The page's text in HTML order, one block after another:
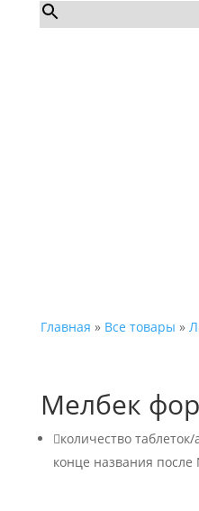
Главная » Все товары »
Мелбек
количество
конце названия